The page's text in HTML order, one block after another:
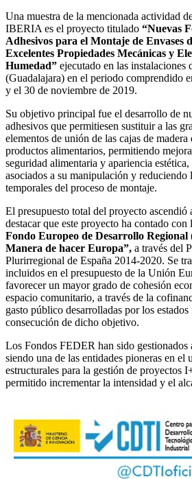
Una muestra de la mencionada actividad
IBERIA es el proyecto titulado “Nuevas
Adhesivos para el Montaje de Envases
Excelentes Propiedades Mecánicas y
Humedad” ejecutado en las instalaciones
(Guadalajara) en el periodo comprendido
y el 30 de noviembre de 2019.
Su objetivo principal fue el desarrollo de
adhesivos que permitiesen sustituir a las
elementos de unión de las cajas de madera
productos alimentarios, permitiendo
seguridad alimentaria y apariencia
asociados a su manipulación y reduciendo
temporales del proceso de montaje.
El presupuesto total del proyecto ascendió
destacar que este proyecto ha contado
Fondo Europeo de Desarrollo
Manera de hacer Europa”, a través del
Plurirregional de España 2014-2020. Se
incluidos en el presupuesto de la Unión
favorecer un mayor grado de cohesión
espacio comunitario, a través de la
gasto público desarrolladas por los
consecución de dicho objetivo.
Los Fondos FEDER han sido gestionados
siendo una de las entidades pioneras en el
estructurales para la gestión de proyectos
permitido incrementar la intensidad y el